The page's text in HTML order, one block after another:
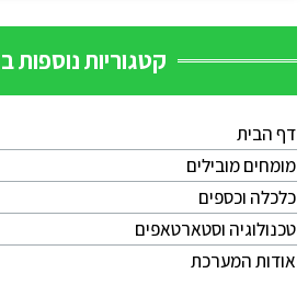
קטגוריות נוספות
דף הבית
מומחים מובילים
כלכלה וכספים
טכנולוגיה וסטארטאפים
אודות המערכת